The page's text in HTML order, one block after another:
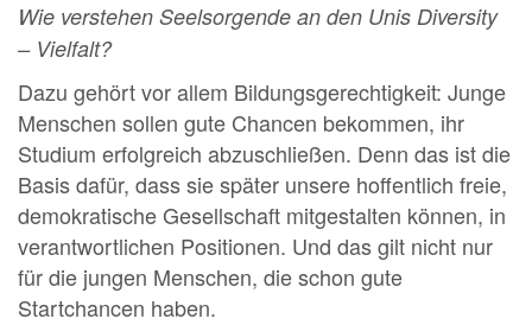
Wie verstehen Seelsorgende an den Unis Diversity
– Vielfalt?
Dazu gehört vor allem Bildungsgerechtigkeit: Junge
Menschen sollen gute Chancen bekommen, ihr
Studium erfolgreich abzuschließen. Denn das ist die
Basis dafür, dass sie später unsere hoffentlich freie,
demokratische Gesellschaft mitgestalten können, in
verantwortlichen Positionen. Und das gilt nicht nur
für die jungen Menschen, die schon gute
Startchancen haben.